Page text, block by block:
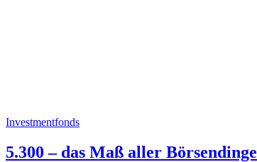
Investmentfonds
5.300 – das Maß aller Börsendinge